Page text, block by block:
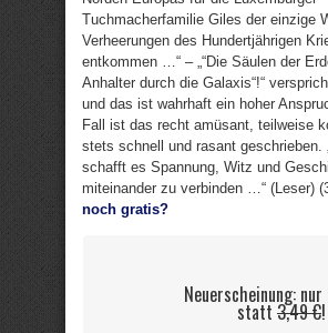
Tuchmacherfamilie Giles der einzige
Verheerungen des Hundertjährigen
entkommen …“ – „“Die Säulen der
Anhalter durch die Galaxis“!“
und das ist wahrhaft ein hoher
Fall ist das recht amüsant, teilweise
stets schnell und rasant geschrieben.
schafft es Spannung, Witz und
miteinander zu verbinden …“ (Leser)
noch gratis?
Neuerscheinung:
statt 3,49 €!